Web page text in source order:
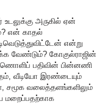
அருகில் ஏன்
என் காதல்
என்று
வேண்டும்? கோகுல்ராஜின்
பதிவின் பின்னணி
வீடியோ இரண்டையும்
சமூக வலைத்தளங்களிலும்
மறைப்பதற்காக